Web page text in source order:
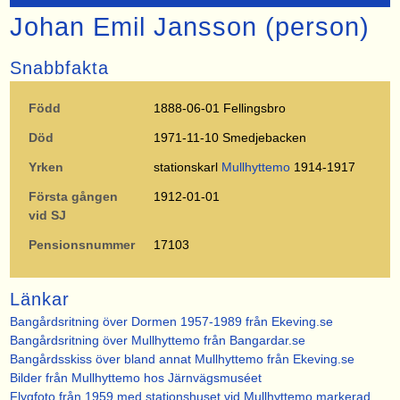
Johan Emil Jansson (person)
Snabbfakta
Född 1888-06-01 Fellingsbro
Död 1971-11-10 Smedjebacken
Yrken stationskarl Mullhyttemo1914-1917
Första gången
vid SJ
1912-01-01
Pensionsnummer 17103
Länkar
Bangårdsritning över Dormen 1957-1989 från Ekeving.se
Bangårdsritning över Mullhyttemo från Bangardar.se
Bangårdsskiss över bland annat Mullhyttemo från Ekeving.se
Bilder från Mullhyttemo hos Järnvägsmuséet
Flygfoto från 1959 med stationshuset vid Mullhyttemo markerad